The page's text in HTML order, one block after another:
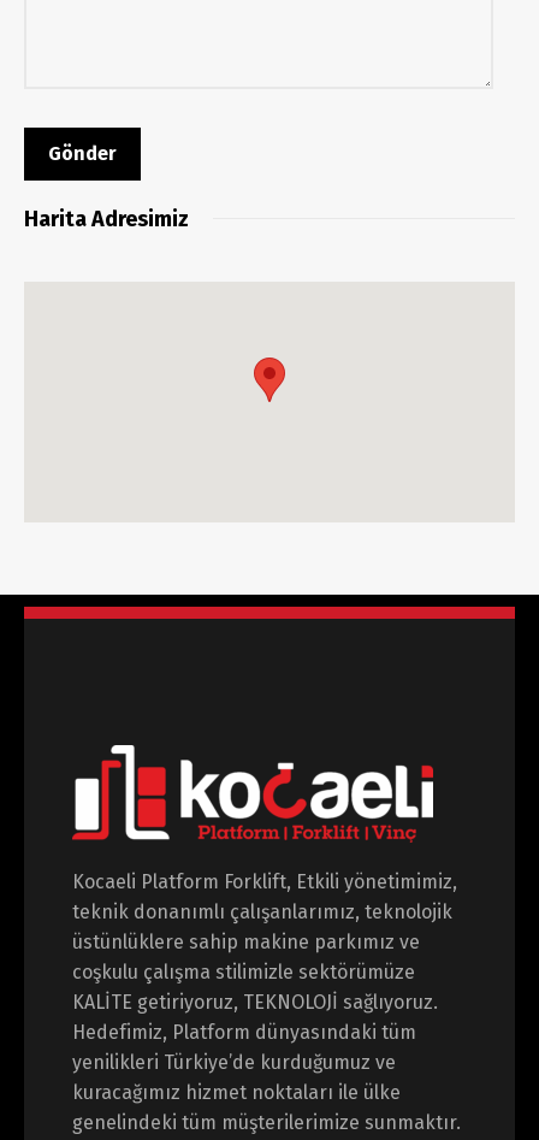
Harita Adresimiz
Kocaeli Platform Forklift, Etkili yönetimimiz,
teknik donanımlı çalışanlarımız, teknolojik
üstünlüklere sahip makine parkımız ve
coşkulu çalışma stilimizle sektörümüze
KALİTE getiriyoruz, TEKNOLOJİ sağlıyoruz.
Hedefimiz, Platform dünyasındaki tüm
yenilikleri Türkiye’de kurduğumuz ve
kuracağımız hizmet noktaları ile ülke
genelindeki tüm müşterilerimize sunmaktır.